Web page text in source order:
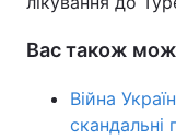
Вас також
Війна
скандальні